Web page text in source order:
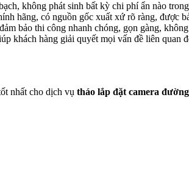
không phát sinh bất kỳ chi phí ẩn nào
hãng, có nguồn gốc xuất xứ rõ ràng, được
bảo thi công nhanh chóng, gọn gàng,
khách hàng giải quyết mọi vấn đề liên quan
nhất cho dịch vụ tháo lắp đặt camera